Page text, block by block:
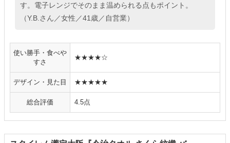
す。電子レンジでそのまま温められる点もポイント。
（Y.B.さん／女性／41歳／自営業）
使い勝手・食べや
すさ
★★★★☆
デザイン・見た目 ★★★★★
総合評価 4.5点